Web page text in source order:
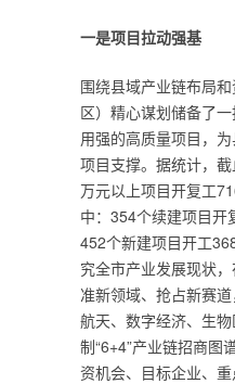
一是项目拉动强基
围绕县域产业链布局和
区）精心谋划储备了
用强的高质量项目，
项目支撑。据统计，
万元以上项目开复工
中：354个续建项目开
452个新建项目开工
究全市产业发展现状
准新领域、抢占新赛
航天、数字经济、生
制“6+4”产业链招商图
资机会、目标企业、